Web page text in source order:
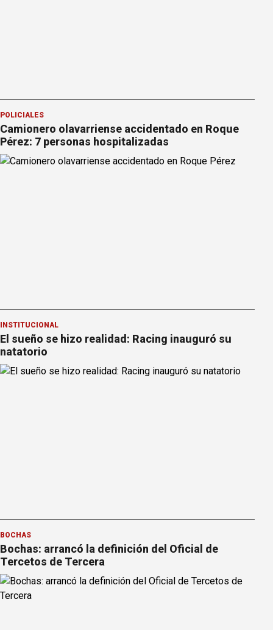
POLICIALES
Camionero olavarriense accidentado en Roque
Pérez: 7 personas hospitalizadas
INSTITUCIONAL
El sueño se hizo realidad: Racing inauguró su
natatorio
BOCHAS
Bochas: arrancó la definición del Oficial de
Tercetos de Tercera